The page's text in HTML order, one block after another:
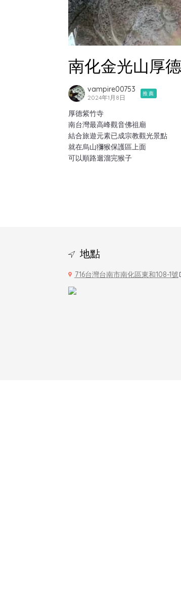
南化金光山厚
vampire00753
2024年1月8日
推薦
厚德紫竹寺
南台灣最高峰觀音佛祖廟
結合旅遊元素已成宗教觀光景點
就在烏山獼猴保護區上面
可以順路遛溜完猴子
地點
716台灣台南市南化區東和108-1號